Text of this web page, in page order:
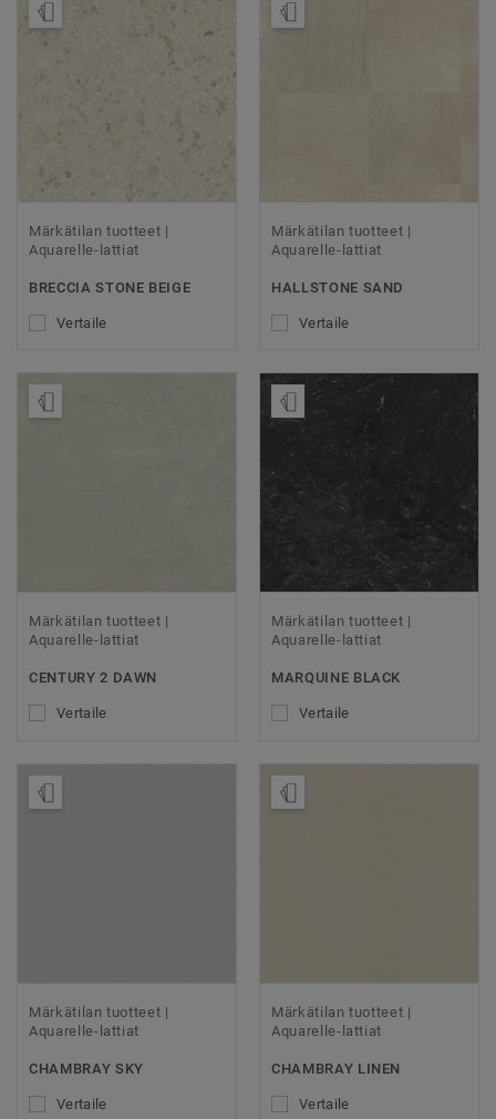
Märkätilan tuotteet |
Aquarelle-lattiat
BRECCIA STONE BEIGE
Vertaile
Märkätilan tuotteet |
Aquarelle-lattiat
HALLSTONE SAND
Vertaile
Märkätilan tuotteet |
Aquarelle-lattiat
CENTURY 2 DAWN
Vertaile
Tilaa malli
Märkätilan tuotteet |
Aquarelle-lattiat
MARQUINE BLACK
Vertaile
Märkätilan tuotteet |
Aquarelle-lattiat
CHAMBRAY SKY
Vertaile
Märkätilan tuotteet |
Aquarelle-lattiat
CHAMBRAY LINEN
Vertaile